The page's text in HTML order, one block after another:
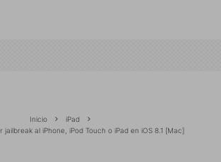
Inicio
iPad
jailbreak al iPhone, iPod Touch o iPad en iOS 8.1 [Mac]